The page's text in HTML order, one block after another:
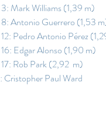
Mark Williams (1,39 m)
Antonio Guerrero (1,53
Pedro Antonio Pérez
Edgar Alonso (1,90 m)
Rob Park (2,92  m)
Cristopher Paul Ward